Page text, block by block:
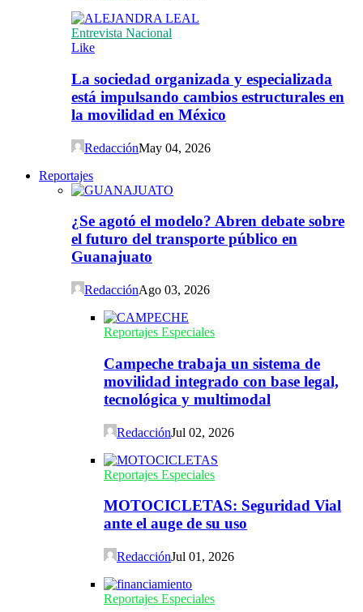
Entrevista Nacional
Like
La sociedad organizada y especializada
está impulsando cambios estructurales en
la movilidad en México
RedacciónMay 04, 2026
Reportajes
¿Se agotó el modelo? Abren debate sobre
el futuro del transporte público en
Guanajuato
RedacciónAgo 03, 2026
Reportajes Especiales
Campeche trabaja un sistema de
movilidad integrado con base legal,
tecnológica y multimodal
RedacciónJul 02, 2026
Reportajes Especiales
MOTOCICLETAS: Seguridad Vial
ante el auge de su uso
RedacciónJul 01, 2026
Reportajes Especiales